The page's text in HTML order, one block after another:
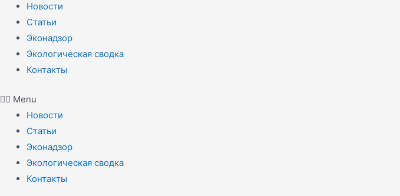
Новости
Статьи
Эконадзор
Экологическая сводка
Контакты
Menu
Новости
Статьи
Эконадзор
Экологическая сводка
Контакты